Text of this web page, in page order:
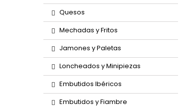
Quesos
Mechadas y Fritos
Jamones y Paletas
Loncheados y Minipiezas
Embutidos Ibéricos
Embutidos y Fiambre